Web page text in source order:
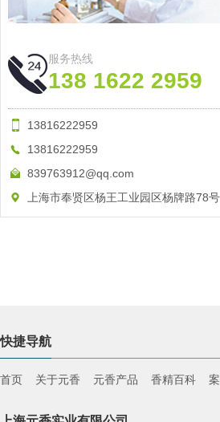
服务热线
138 1622 2959
13816222959
13816222959
839763912@qq.com
上海市奉贤区杨王工业园区杨牌路78号
快捷导航
首页 关于元香 元香产品 香精百科